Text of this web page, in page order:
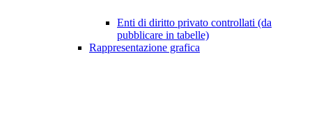
Enti di diritto privato controllati (da
pubblicare in tabelle)
Rappresentazione grafica